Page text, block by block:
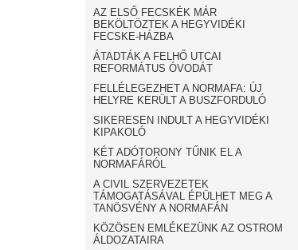
AZ ELSŐ FECSKÉK MÁR
BEKÖLTÖZTEK A HEGYVIDÉKI
FECSKE-HÁZBA
ÁTADTÁK A FELHŐ UTCAI
REFORMÁTUS ÓVODÁT
FELLÉLEGEZHET A NORMAFA: ÚJ
HELYRE KERÜLT A BUSZFORDULÓ
SIKERESEN INDULT A HEGYVIDÉKI
KIPAKOLÓ
KÉT ADÓTORONY TŰNIK EL A
NORMAFÁRÓL
A CIVIL SZERVEZETEK
TÁMOGATÁSÁVAL ÉPÜLHET MEG A
TANÖSVÉNY A NORMAFÁN
KÖZÖSEN EMLÉKEZÜNK AZ OSTROM
ÁLDOZATAIRA